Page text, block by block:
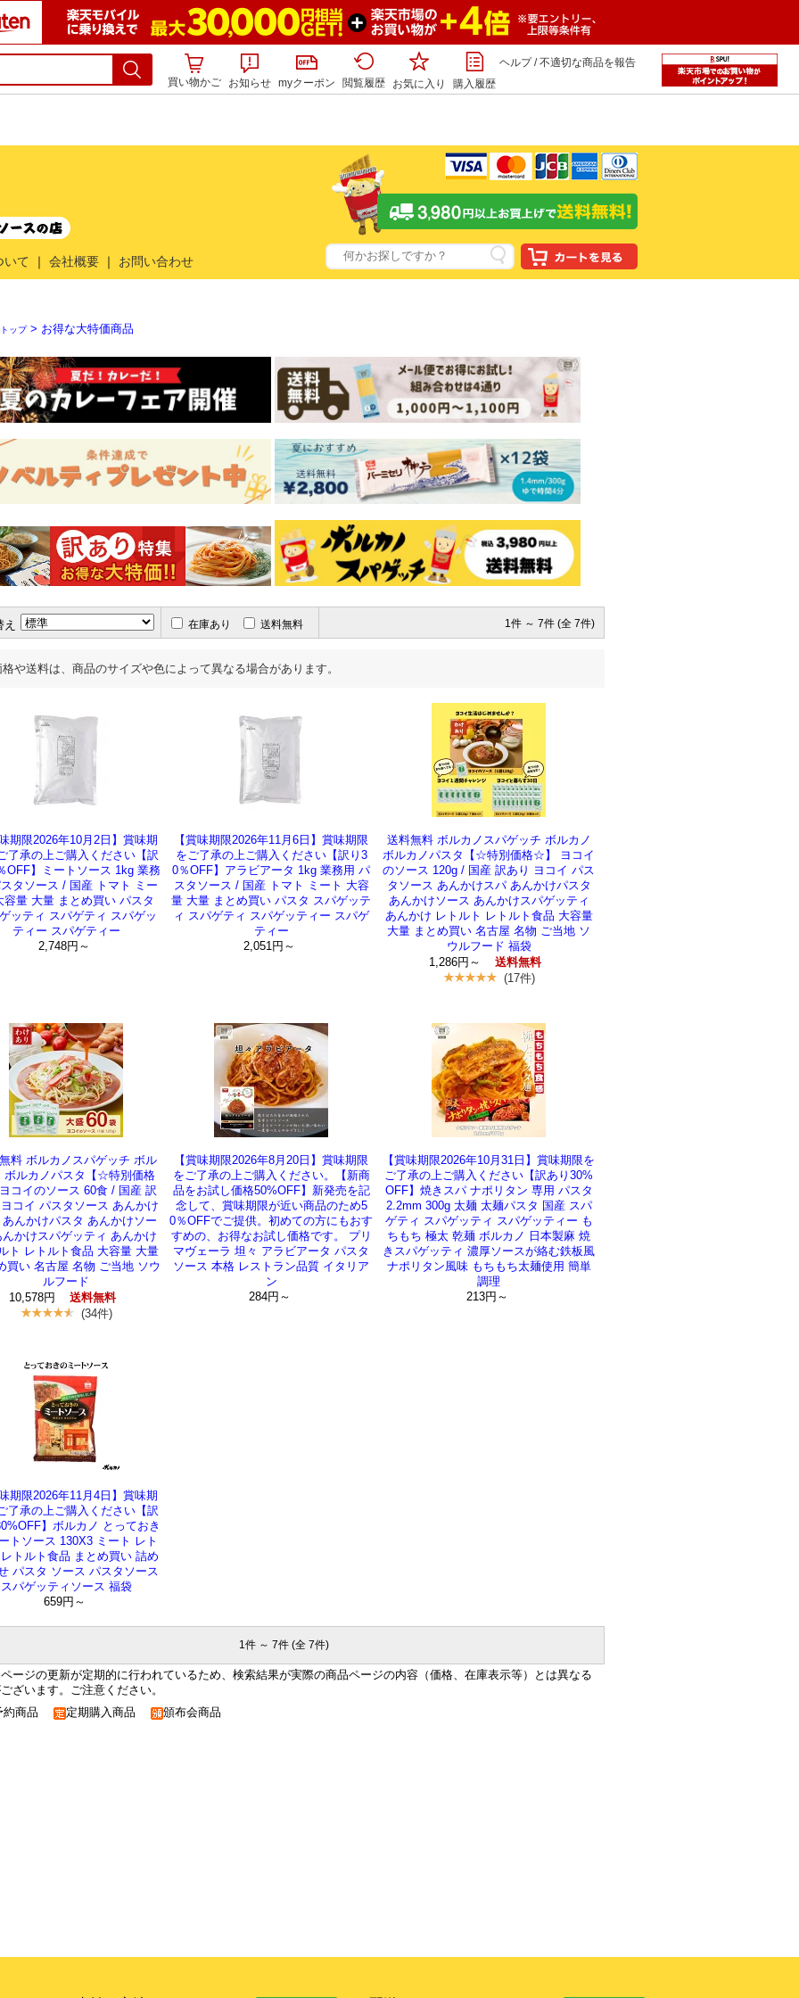
買い物かご お知らせ myクーポン 閲覧履歴 お気に入り 購入履歴
ヘルプ/不適切な商品を報告
いて ｜ 会社概要｜ お問い合わせ
ップ> お得な大特価商品
在庫あり 送料無料 1件 ～ 7件 (全 7件)
や送料は、商品のサイズや色によって異なる場合があります。
期限2026年10月2日】賞味期
了承の上ご購入ください【訳
OFF】ミートソース 1kg 業務
タソース / 国産 トマト ミー
容量 大量 まとめ買い パスタ
ッティ スパゲティ スパゲッ
ティー スパゲティー
2,748円～
【賞味期限2026年11月6日】賞味期限
をご了承の上ご購入ください【訳り3
0％OFF】アラビアータ 1kg 業務用 パ
スタソース / 国産 トマト ミート 大容
量 大量 まとめ買い パスタ スパゲッテ
ィ スパゲティ スパゲッティー スパゲ
ティー
2,051円～
送料無料 ボルカノスパゲッチ ボルカノ
ボルカノパスタ【☆特別価格☆】 ヨコイ
のソース 120g / 国産 訳あり ヨコイ パス
タソース あんかけスパ あんかけパスタ
あんかけソース あんかけスパゲッティ
あんかけ レトルト レトルト食品 大容量
大量 まとめ買い 名古屋 名物 ご当地 ソ
ウルフード 福袋
1,286円～
送料無料
(17件)
料 ボルカノスパゲッチ ボル
ボルカノパスタ【☆特別価格
コイのソース 60食 / 国産 訳
コイ パスタソース あんかけ
んかけパスタ あんかけソー
かけスパゲッティ あんかけ
ト レトルト食品 大容量 大量
買い 名古屋 名物 ご当地 ソウ
ルフード
10,578円
送料無料
(34件)
【賞味期限2026年8月20日】賞味期限
をご了承の上ご購入ください。【新商
品をお試し価格50%OFF】新発売を記
念して、賞味期限が近い商品のため5
0％OFFでご提供。初めての方にもおす
すめの、お得なお試し価格です。 プリ
マヴェーラ 坦々 アラビアータ パスタ
ソース 本格 レストラン品質 イタリア
ン
284円～
【賞味期限2026年10月31日】賞味期限を
ご了承の上ご購入ください【訳あり30%
OFF】焼きスパ ナポリタン 専用 パスタ
2.2mm 300g 太麺 太麺パスタ 国産 スパ
ゲティ スパゲッティ スパゲッティー も
ちもち 極太 乾麺 ボルカノ 日本製麻 焼
きスパゲッティ 濃厚ソースが絡む鉄板風
ナポリタン風味 もちもち太麺使用 簡単
調理
213円～
期限2026年11月4日】賞味期
了承の上ご購入ください【訳
】ボルカノ とっておき
トソース 130X3 ミート レト
トルト食品 まとめ買い 詰め
パスタ ソース パスタソース
スパゲッティソース 福袋
659円～
1件 ～ 7件 (全 7件)
ージの更新が定期的に行われているため、検索結果が実際の商品ページの内容（価格、在庫表示等）とは異なる
ざいます。ご注意ください。
約商品
定期購入商品 頒布会商品